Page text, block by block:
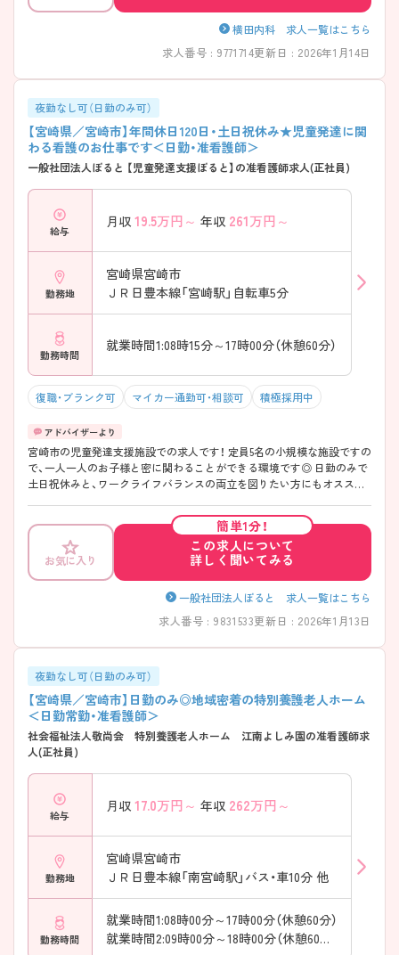
横田内科 求人一覧はこちら
求人番号 : 9771714更新日 : 2026年1月14日
夜勤なし可（日勤のみ可）
【宮崎県／宮崎市】年間休日120日・土日祝休み★児童発達に関
わる看護のお仕事です＜日勤・准看護師＞
一般社団法人ぽると 【児童発達支援ぽると】の准看護師求人(正社員)
給与
月収 19.5万円～ 年収 261万円～
勤務地
宮崎県宮崎市
ＪＲ日豊本線「宮崎駅」自転車5分
勤務時間
就業時間1:08時15分～17時00分（休憩60分）
復職・ブランク可 マイカー通勤可・相談可 積極採用中
宮崎市の児童発達支援施設での求人です！ 定員5名の小規模な施設ですの
で、一人一人のお子様と密に関わることができる環境です◎ 日勤のみで
土日祝休みと、ワークライフバランスの両立を図りたい方にもオススメ
細な情報をご案内させていただきます♪
お気に入り
簡単1分！
この求人について
詳しく聞いてみる
一般社団法人ぽると 求人一覧はこちら
求人番号 : 9831533更新日 : 2026年1月13日
夜勤なし可（日勤のみ可）
【宮崎県／宮崎市】日勤のみ◎地域密着の特別養護老人ホーム
＜日勤常勤・准看護師＞
社会福祉法人敬尚会 特別養護老人ホーム 江南よしみ園の准看護師求
人(正社員)
給与
月収 17.0万円～ 年収 262万円～
勤務地
宮崎県宮崎市
ＪＲ日豊本線「南宮崎駅」バス・車10分 他
勤務時間
就業時間1:08時00分～17時00分（休憩60分）
就業時間2:09時00分～18時00分（休憩60分）